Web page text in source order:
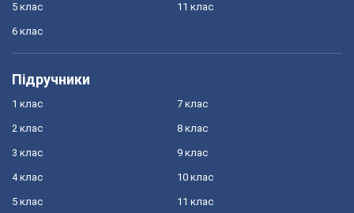
5 клас
6 клас
11 клас
Підручники
1 клас
2 клас
3 клас
4 клас
5 клас
7 клас
8 клас
9 клас
10 клас
11 клас